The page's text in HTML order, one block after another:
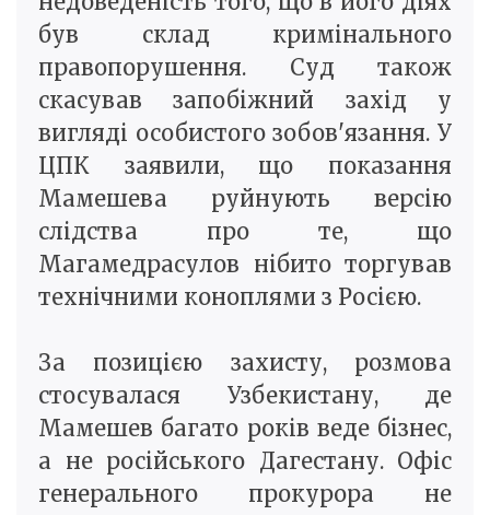
був склад кримінального
правопорушення. Суд також
скасував запобіжний захід у
вигляді особистого зобов'язання. У
ЦПК заявили, що показання
Мамешева руйнують версію
слідства про те, що
Магамедрасулов нібито торгував
технічними коноплями з Росією.
За позицією захисту, розмова
стосувалася Узбекистану, де
Мамешев багато років веде бізнес,
а не російського Дагестану. Офіс
генерального прокурора не